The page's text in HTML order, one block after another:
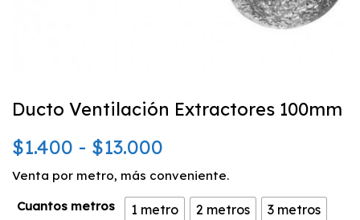
Ducto Ventilación Extractores 100mm
$1.400 - $13.000
de
precios:
Venta por metro, más conveniente.
Cuantos metros
1 metro 2 metros
3 metros